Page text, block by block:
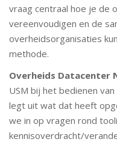
vraag centraal hoe je de
vereenvoudigen en de
overheidsorganisaties
methode.
Overheids Datacenter
USM bij het bedienen
legt uit wat dat heeft
we in op vragen rond
kennisoverdracht/